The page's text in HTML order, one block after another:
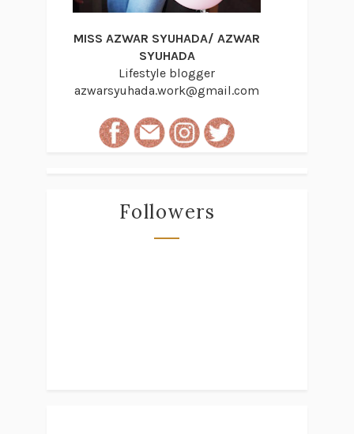
MISS AZWAR SYUHADA/ AZWAR
SYUHADA
Lifestyle blogger
azwarsyuhada.work@gmail.com
Followers